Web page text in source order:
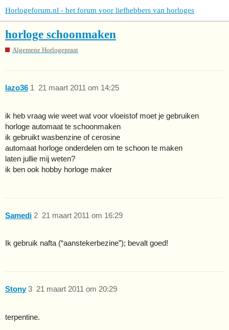
Horlogeforum.nl - het forum voor liefhebbers van horloges
horloge schoonmaken
Algemene Horlogepraat
lazo36 21 maart 2011 om 14:25
1
ik heb vraag wie weet wat voor vloeistof moet je gebruiken
horloge automaat te schoonmaken
ik gebruikt wasbenzine of cerosine
automaat horloge onderdelen om te schoon te maken
laten jullie mij weten?
ik ben ook hobby horloge maker
Samedi 21 maart 2011 om 16:29
2
Ik gebruik nafta (“aanstekerbezine”); bevalt goed!
Stony 21 maart 2011 om 20:29
3
terpentine.